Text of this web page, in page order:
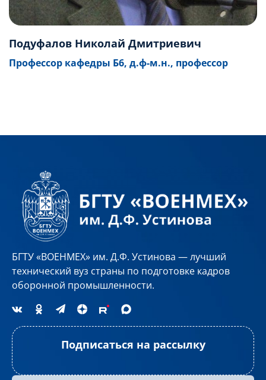
Подуфалов Николай Дмитриевич
Профессор кафедры Б6, д.ф-м.н., профессор
БГТУ «ВОЕНМЕХ» им. Д.Ф. Устинова — лучший
технический вуз страны по подготовке кадров
оборонной промышленности.
Подписаться на рассылку